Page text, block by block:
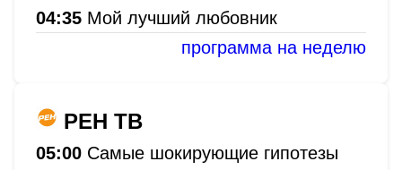
04:35 Мой лучший любовник
программа на неделю
РЕН ТВ
05:00 Самые шокирующие гипотезы